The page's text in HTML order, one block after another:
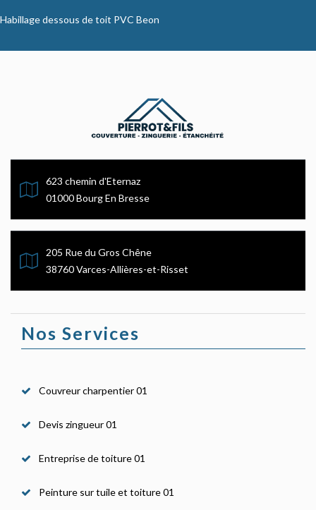
Habillage dessous de toit PVC Beon
623 chemin d'Eternaz
01000 Bourg En Bresse
205 Rue du Gros Chêne
38760 Varces-Allières-et-Risset
Nos Services
Couvreur charpentier 01
Devis zingueur 01
Entreprise de toiture 01
Peinture sur tuile et toiture 01